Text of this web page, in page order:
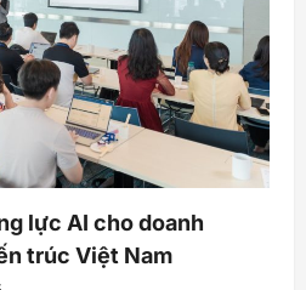
lực AI cho doanh
trúc Việt Nam